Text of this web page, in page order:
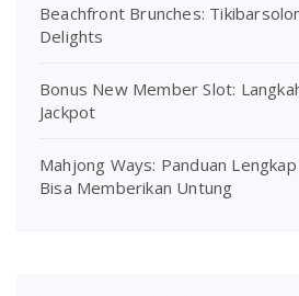
Beachfront Brunches:
Delights
Bonus New Member Slot:
Jackpot
Mahjong Ways: Panduan
Bisa Memberikan Untung